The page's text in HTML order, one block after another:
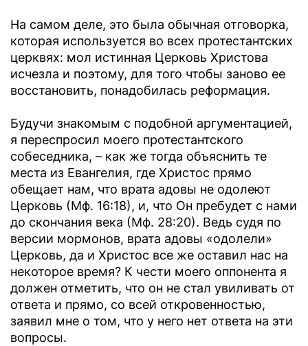
На самом деле, это была обычная отговорка,
которая используется во всех протестантских
церквях: мол истинная Церковь Христова
исчезла и поэтому, для того чтобы заново ее
восстановить, понадобилась реформация.
Будучи знакомым с подобной аргументацией,
я переспросил моего протестантского
собеседника, – как же тогда объяснить те
места из Евангелия, где Христос прямо
обещает нам, что врата адовы не одолеют
Церковь (Мф. 16:18), и, что Он пребудет с нами
до скончания века (Мф. 28:20). Ведь судя по
версии мормонов, врата адовы «одолели»
Церковь, да и Христос все же оставил нас на
некоторое время? К чести моего оппонента я
должен отметить, что он не стал увиливать от
ответа и прямо, со всей откровенностью,
заявил мне о том, что у него нет ответа на эти
вопросы.